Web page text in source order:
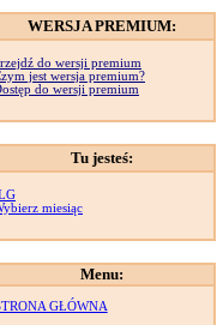
WERSJA PREMIUM:
do wersji premium
jest wersja premium?
do wersji premium
Tu jesteś:
miesiąc
Menu:
GŁÓWNA